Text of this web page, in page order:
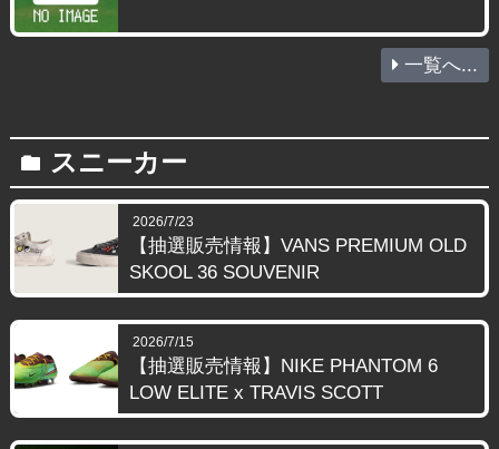
一覧へ...
folder スニーカー
2026/7/23
【抽選販売情報】VANS PREMIUM OLD
SKOOL 36 SOUVENIR
2026/7/15
【抽選販売情報】NIKE PHANTOM 6
LOW ELITE x TRAVIS SCOTT